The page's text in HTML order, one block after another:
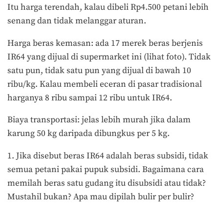
Itu harga terendah, kalau dibeli Rp4.500 petani lebih
senang dan tidak melanggar aturan.
Harga beras kemasan: ada 17 merek beras berjenis
IR64 yang dijual di supermarket ini (lihat foto). Tidak
satu pun, tidak satu pun yang dijual di bawah 10
ribu/kg. Kalau membeli eceran di pasar tradisional
harganya 8 ribu sampai 12 ribu untuk IR64.
Biaya transportasi: jelas lebih murah jika dalam
karung 50 kg daripada dibungkus per 5 kg.
1. Jika disebut beras IR64 adalah beras subsidi, tidak
semua petani pakai pupuk subsidi. Bagaimana cara
memilah beras satu gudang itu disubsidi atau tidak?
Mustahil bukan? Apa mau dipilah bulir per bulir?